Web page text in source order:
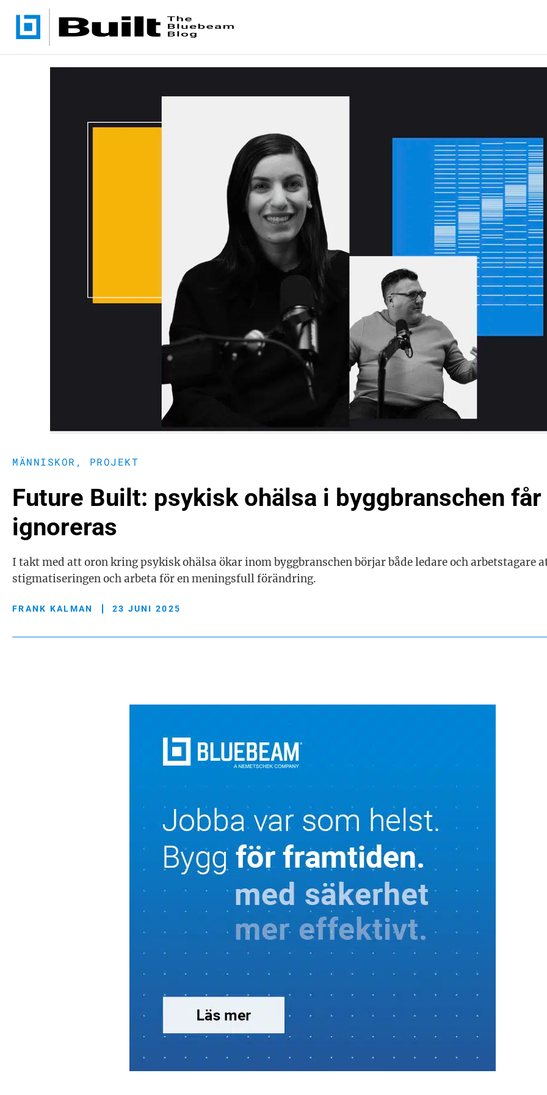
MÄNNISKOR , PROJEKT
Future Built: psykisk ohälsa i byggbranschen
ignoreras
I takt med att oron kring psykisk ohälsa ökar inom byggbranschen börjar både ledare och arbetstagare
stigmatiseringen och arbeta för en meningsfull förändring.
FRANK KALMAN 23 JUNI 2025